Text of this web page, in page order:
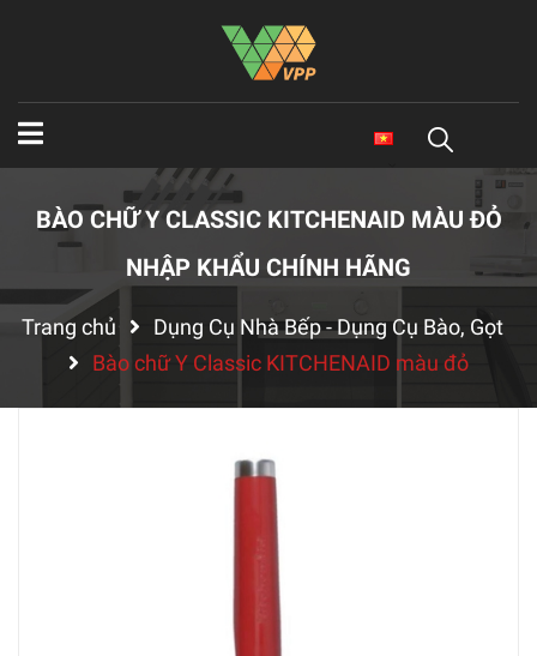
BÀO CHỮ Y CLASSIC KITCHENAID MÀU ĐỎ
NHẬP KHẨU CHÍNH HÃNG
Trang chủ
Dụng Cụ Nhà Bếp - Dụng Cụ Bào, Gọt
Bào chữ Y Classic KITCHENAID màu đỏ